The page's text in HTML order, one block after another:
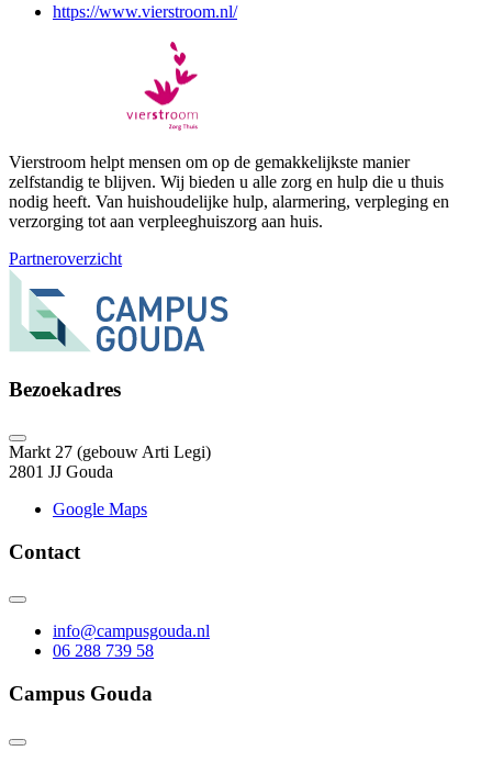
https://www.vierstroom.nl/
Vierstroom helpt mensen om op de gemakkelijkste manier
zelfstandig te blijven. Wij bieden u alle zorg en hulp die u thuis
nodig heeft. Van huishoudelijke hulp, alarmering, verpleging en
verzorging tot aan verpleeghuiszorg aan huis.
Partneroverzicht
Bezoekadres
Markt 27 (gebouw Arti Legi)
2801 JJ Gouda
Google Maps
Contact
info@campusgouda.nl
06 288 739 58
Campus Gouda